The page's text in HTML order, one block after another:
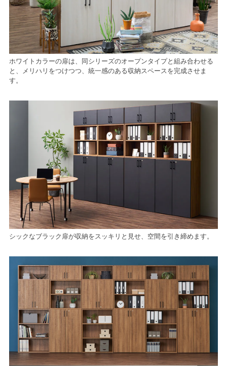
ホワイトカラーの扉は、同シリーズのオープンタイプと組み合わせる
と、メリハリをつけつつ、統一感のある収納スペースを完成させま
す。
シックなブラック扉が収納をスッキリと見せ、空間を引き締めます。